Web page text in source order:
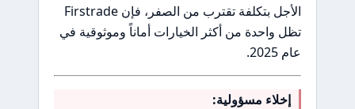
الأجل بتكلفة تقترب من الصفر، فإن Firstrade
تظل واحدة من أكثر الخيارات أماناً وموثوقية في
عام 2025.
إخلاء مسؤولية: